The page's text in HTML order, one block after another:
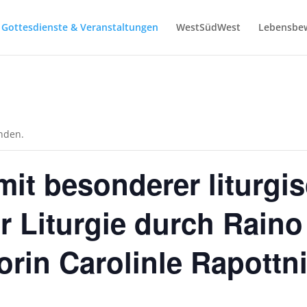
Gottesdienste & Veranstaltungen WestSüdWest
besonderer
Liturgie durch
Carolinle